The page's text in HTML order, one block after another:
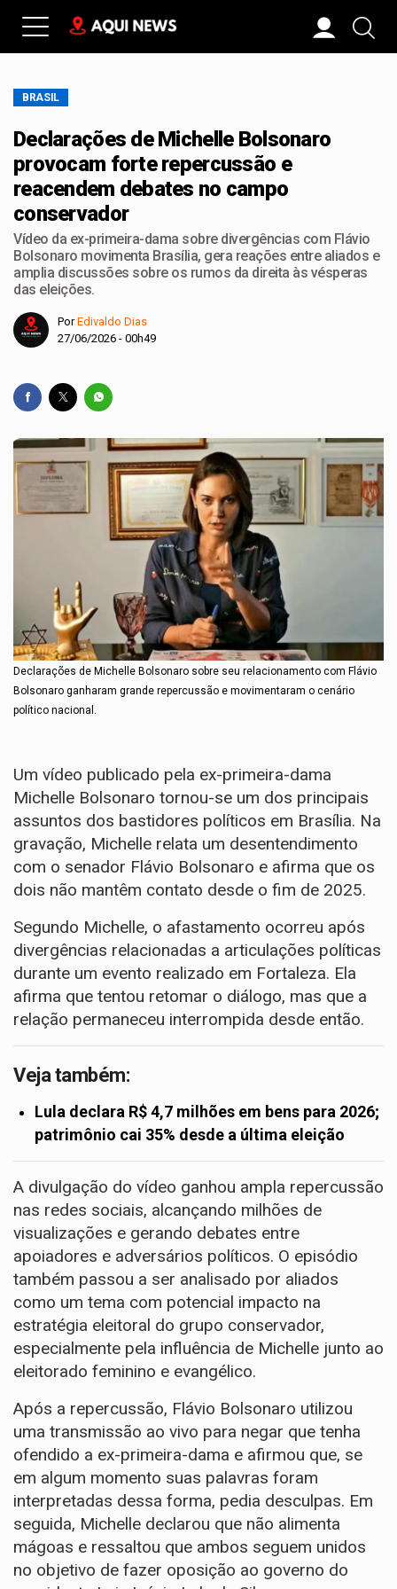
BRASIL
Declarações de Michelle Bolsonaro
provocam forte repercussão e
reacendem debates no campo
conservador
Vídeo da ex-primeira-dama sobre divergências com Flávio
Bolsonaro movimenta Brasília, gera reações entre aliados e
amplia discussões sobre os rumos da direita às vésperas
das eleições.
PorEdivaldo Dias
27/06/2026 - 00h49
Declarações de Michelle Bolsonaro sobre seu relacionamento com Flávio
Bolsonaro ganharam grande repercussão e movimentaram o cenário
político nacional.
Um vídeo publicado pela ex-primeira-dama
Michelle Bolsonaro tornou-se um dos principais
assuntos dos bastidores políticos em Brasília. Na
gravação, Michelle relata um desentendimento
com o senador Flávio Bolsonaro e afirma que os
dois não mantêm contato desde o fim de 2025.
Segundo Michelle, o afastamento ocorreu após
divergências relacionadas a articulações políticas
durante um evento realizado em Fortaleza. Ela
afirma que tentou retomar o diálogo, mas que a
relação permaneceu interrompida desde então.
Veja também:
Lula declara R$ 4,7 milhões em bens para 2026;
patrimônio cai 35% desde a última eleição
A divulgação do vídeo ganhou ampla repercussão
nas redes sociais, alcançando milhões de
visualizações e gerando debates entre
apoiadores e adversários políticos. O episódio
também passou a ser analisado por aliados
como um tema com potencial impacto na
estratégia eleitoral do grupo conservador,
especialmente pela influência de Michelle junto ao
eleitorado feminino e evangélico.
Após a repercussão, Flávio Bolsonaro utilizou
uma transmissão ao vivo para negar que tenha
ofendido a ex-primeira-dama e afirmou que, se
em algum momento suas palavras foram
interpretadas dessa forma, pedia desculpas. Em
seguida, Michelle declarou que não alimenta
mágoas e ressaltou que ambos seguem unidos
no objetivo de fazer oposição ao governo do